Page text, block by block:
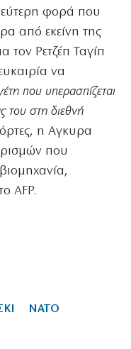
φορά που
από εκείνη της
τον Ρετζέπ Ταγίπ
να
που υπερασπίζεται
του στη διεθνή
η Αγκυρα
που
AFP.
ΝΑΤΟ